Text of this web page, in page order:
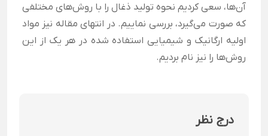
آن‌ها، سعی کردیم نحوه تولید ذغال را با روش‌های مختلفی
که صورت می‌گیرد، بررسی نماییم. در انتهای مقاله نیز مواد
اولیه ارگانیک و شیمیایی استفاده شده در هر یک از این
روش‌ها را نیز نام بردیم.
درج نظر